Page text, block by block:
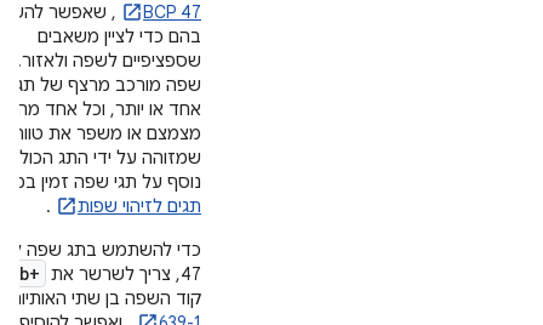
BCP 47
, שאפשר
בהם כדי לציין משאבים
שספציפיים לשפה ולאזור.
שפה מורכב מרצף של תגי
אחד או יותר, וכל אחד מהם
מצמצם או משפר את טווח
שמזוהה על ידי התג
נוסף על תגי שפה זמין
תגים לזיהוי שפות
.
47, צריך לשרשר את b+
קוד השפה בן שתי האותיות